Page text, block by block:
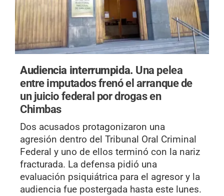
Audiencia interrumpida. Una pelea
entre imputados frenó el arranque de
un juicio federal por drogas en
Chimbas
Dos acusados protagonizaron una
agresión dentro del Tribunal Oral Criminal
Federal y uno de ellos terminó con la nariz
fracturada. La defensa pidió una
evaluación psiquiátrica para el agresor y la
audiencia fue postergada hasta este lunes.